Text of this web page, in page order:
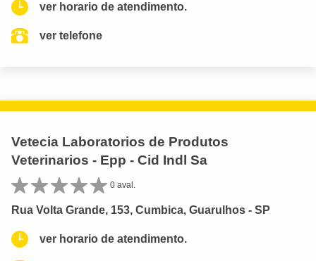
ver horario de atendimento.
ver telefone
Vetecia Laboratorios de Produtos
Veterinarios - Epp - Cid Indl Sa
0 aval.
Rua Volta Grande, 153, Cumbica, Guarulhos - SP
ver horario de atendimento.